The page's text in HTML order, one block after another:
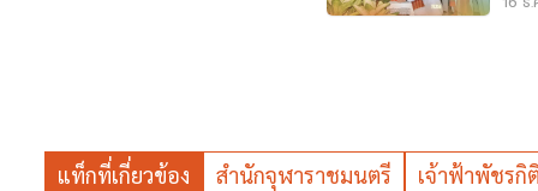
แท็กที่เกี่ยวข้อง สำนักจุฬาราชมนตรี เจ้าฟ้าพัชรกิ